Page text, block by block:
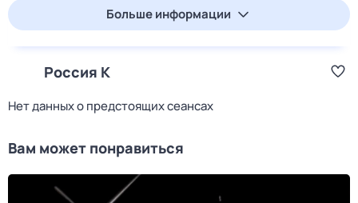
Больше информации
Россия К
Нет данных о предстоящих сеансах
Вам может понравиться